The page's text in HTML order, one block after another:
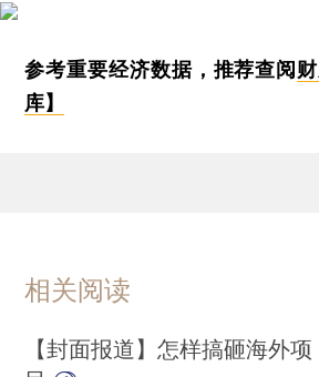
参考重要经济数据，推荐查阅
库】
相关阅读
【封面报道】怎样搞砸海外项